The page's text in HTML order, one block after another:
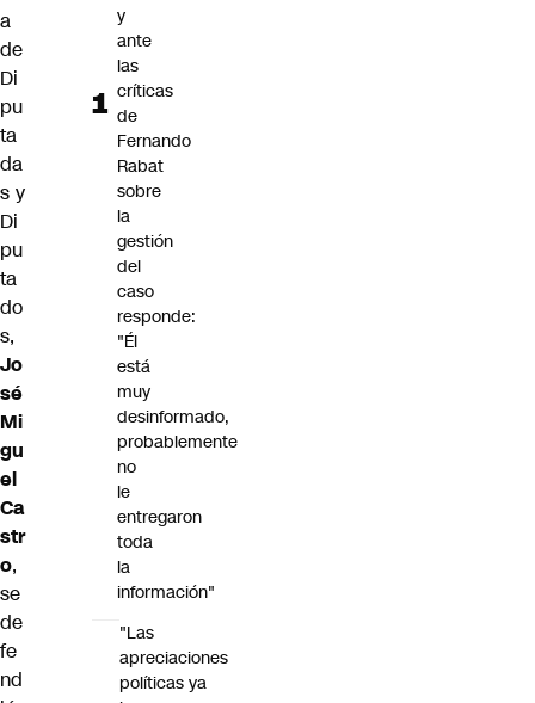
a
de
Di
pu
ta
da
s y
Di
pu
ta
do
s,
Jo
sé
Mi
gu
el
Ca
str
o,
se
de
fe
nd
y
ante
las
críticas
de
Fernando
Rabat
sobre
la
gestión
del
caso
responde:
"Él
está
muy
desinformado,
probablemente
no
le
entregaron
toda
la
información"
"Las
apreciaciones
políticas ya